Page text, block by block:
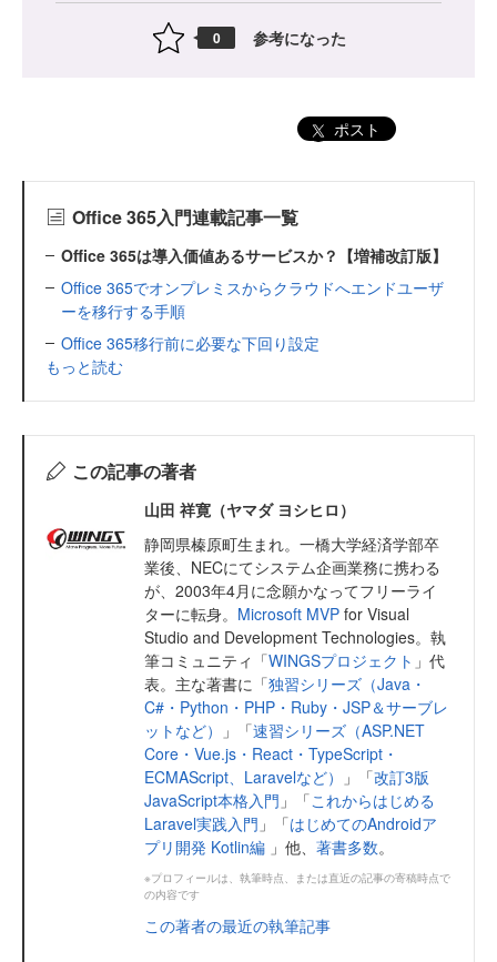
0 参考になった
ポスト
Office 365入門連載記事一覧
Office 365は導入価値あるサービスか？【増補改訂版】
Office 365でオンプレミスからクラウドへエンドユーザ
ーを移行する手順
Office 365移行前に必要な下回り設定
もっと読む
この記事の著者
山田 祥寛（ヤマダ ヨシヒロ）
静岡県榛原町生まれ。一橋大学経済学部卒
業後、NECにてシステム企画業務に携わる
が、2003年4月に念願かなってフリーライ
ターに転身。 Microsoft MVP for Visual
Studio and Development Technologies。執
筆コミュニティ「WINGSプロジェクト 」代
表。主な著書に「独習シリーズ（Java・
C#・Python・PHP・Ruby・JSP＆サーブレ
ットなど）
」「速習シリーズ（ASP.NET
Core・Vue.js・React・TypeScript・
ECMAScript、Laravelなど）
」「改訂3版
JavaScript本格入門 」「これからはじめる
Laravel実践入門 」「はじめてのAndroidア
プリ開発 Kotlin編 」他、 著書多数。
※プロフィールは、執筆時点、または直近の記事の寄稿時点で
の内容です
この著者の最近の執筆記事